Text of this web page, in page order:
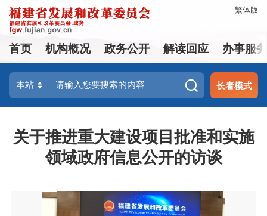
繁体版
首页 机构概况 政务公开 解读回应 办事服
长者模式
关于推进重大建设项目批准和实施
领域政府信息公开的访谈